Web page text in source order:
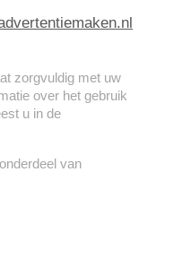
zorgvuldig met uw
over het gebruik
u in de
van